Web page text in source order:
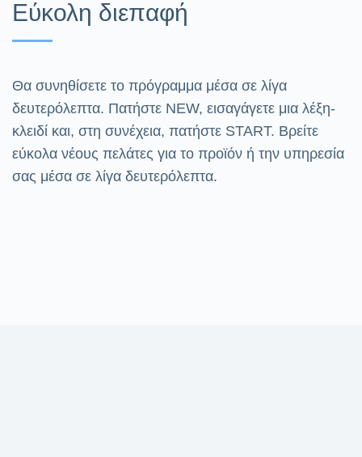
Εύκολη διεπαφή
Θα συνηθίσετε το πρόγραμμα μέσα σε λίγα
δευτερόλεπτα. Πατήστε NEW, εισαγάγετε μια λέξη-
κλειδί και, στη συνέχεια, πατήστε START. Βρείτε
εύκολα νέους πελάτες για το προϊόν ή την υπηρεσία
σας μέσα σε λίγα δευτερόλεπτα.